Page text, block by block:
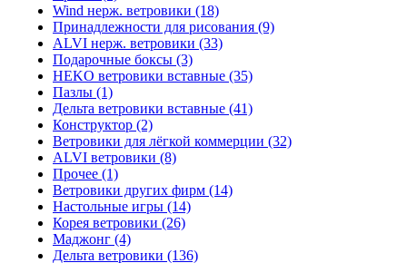
Wind нерж. ветровики (18)
Принадлежности для рисования (9)
ALVI нерж. ветровики (33)
Подарочные боксы (3)
HEKO ветровики вставные (35)
Пазлы (1)
Дельта ветровики вставные (41)
Конструктор (2)
Ветровики для лёгкой коммерции (32)
ALVI ветровики (8)
Прочее (1)
Ветровики других фирм (14)
Настольные игры (14)
Корея ветровики (26)
Маджонг (4)
Дельта ветровики (136)